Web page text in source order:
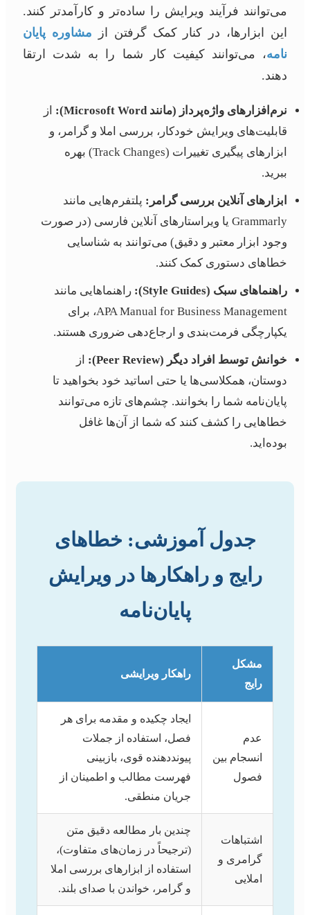
می‌توانند فرآیند ویرایش را ساده‌تر و کارآمدتر کنند.
این ابزارها، در کنار کمک گرفتن از مشاوره پایان
نامه، می‌توانند کیفیت کار شما را به شدت ارتقا
دهند.
نرم‌افزارهای واژه‌پرداز (مانند Microsoft Word):
از
قابلیت‌های ویرایش خودکار، بررسی املا و گرامر، و
ابزارهای پیگیری تغییرات (Track Changes) بهره
ببرید.
ابزارهای آنلاین بررسی گرامر: پلتفرم‌هایی مانند
Grammarly یا ویراستارهای آنلاین فارسی (در صورت
وجود ابزار معتبر و دقیق) می‌توانند به شناسایی
خطاهای دستوری کمک کنند.
راهنماهای سبک (Style Guides):
راهنماهایی مانند
APA Manual for Business Management، برای
یکپارچگی فرمت‌بندی و ارجاع‌دهی ضروری هستند.
خوانش توسط افراد دیگر (Peer Review):
از
دوستان، همکلاسی‌ها یا حتی اساتید خود بخواهید تا
پایان‌نامه شما را بخوانند. چشم‌های تازه می‌توانند
خطاهایی را کشف کنند که شما از آن‌ها غافل
بوده‌اید.
جدول آموزشی: خطاهای
رایج و راهکارها در ویرایش
پایان‌نامه
مشکل
رایج
راهکار ویرایشی
عدم
انسجام بین
فصول
ایجاد چکیده و مقدمه برای هر
فصل، استفاده از جملات
پیونددهنده قوی، بازبینی
فهرست مطالب و اطمینان از
جریان منطقی.
اشتباهات
گرامری و
املایی
چندین بار مطالعه دقیق متن
(ترجیحاً در زمان‌های متفاوت)،
استفاده از ابزارهای بررسی املا
و گرامر، خواندن با صدای بلند.